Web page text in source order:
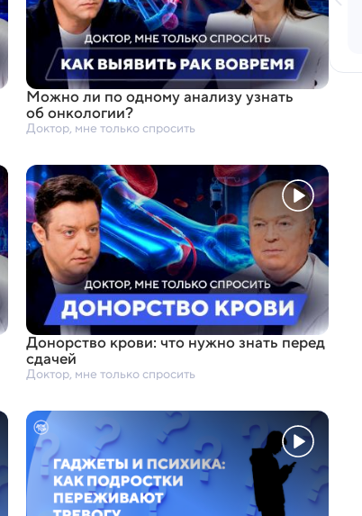
Можно ли по одному анализу узнать
об онкологии?
Доктор, мне только спросить
Донорство крови: что нужно знать перед
сдачей
Доктор, мне только спросить